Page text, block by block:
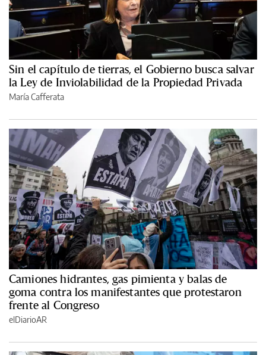
Sin el capítulo de tierras, el Gobierno busca salvar
la Ley de Inviolabilidad de la Propiedad Privada
María Cafferata
Camiones hidrantes, gas pimienta y balas de
goma contra los manifestantes que protestaron
frente al Congreso
elDiarioAR